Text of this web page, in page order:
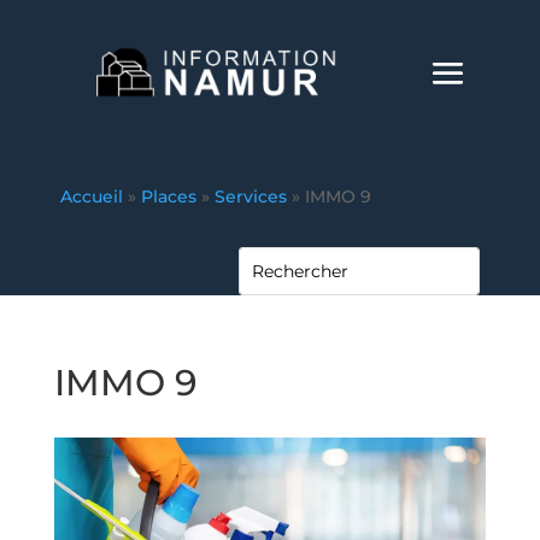
Accueil » Places » Services » IMMO 9
IMMO 9